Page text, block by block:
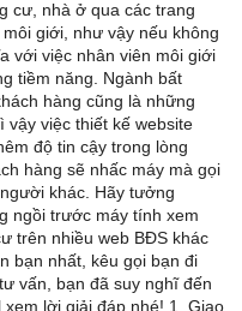
cư, nhà ở qua các trang
giới, như vậy nếu không
với việc nhân viên môi giới
tiềm năng. Ngành bất
hàng cũng là những
vậy việc thiết kế website
độ tin cậy trong lòng
hàng sẽ nhấc máy mà gọi
khác. Hãy tưởng
ngồi trước máy tính xem
trên nhiều web BĐS khác
bạn nhất, kêu gọi bạn đi
vấn, bạn đã suy nghĩ đến
lời giải đáp nhé! 1. Giao